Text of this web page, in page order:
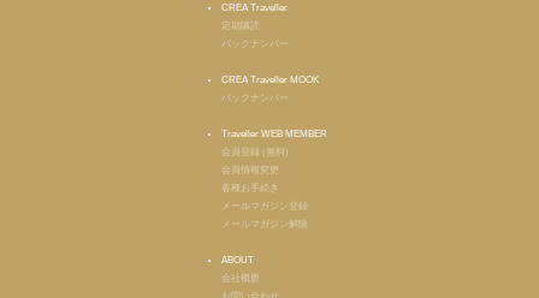
CREA Traveller
定期購読
バックナンバー
CREA Traveller MOOK
バックナンバー
Traveller WEB MEMBER
会員登録 (無料)
会員情報変更
各種お手続き
メールマガジン登録
メールマガジン解除
ABOUT
会社概要